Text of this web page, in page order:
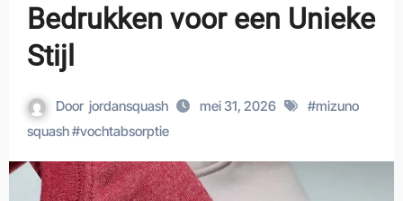
Bedrukken voor een Unieke
Stijl
Door jordansquash mei 31, 2026 #mizuno
squash#vochtabsorptie